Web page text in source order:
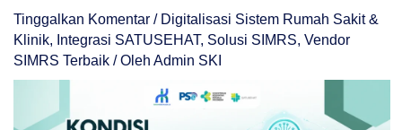
Tinggalkan Komentar / Digitalisasi Sistem Rumah Sakit &
Klinik, Integrasi SATUSEHAT, Solusi SIMRS, Vendor
SIMRS Terbaik/ Oleh Admin SKI